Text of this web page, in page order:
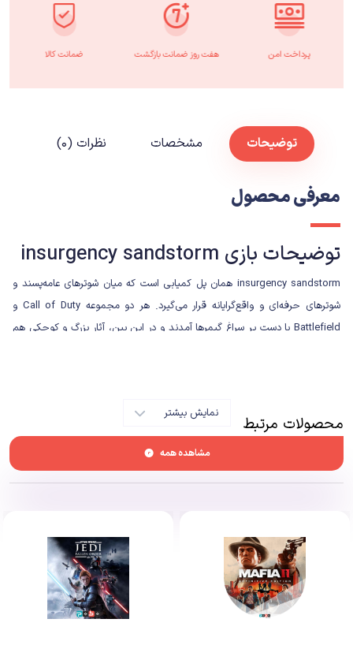
پرداخت امن هفت روز ضمانت بازگشت ضمانت کالا
توضیحات مشخصات نظرات (۰)
معرفی محصول
توضیحات بازی insurgency sandstorm
insurgency sandstorm همان پل کمیابی است که میان شوترهای عامه‌پسند و
شوترهای حرفه‌ای و واقع‌گرایانه قرار می‌گیرد. هر دو مجموعه Call of Duty و
Battlefield با دست پر سراغ گیمرها آمدند و در این بین، آثار بزرگ و کوچکی هم
بازی‌های شگفت‌انگیزی که امسال منتشر شد، نیم‌نگاهی هم به عرضه بازی
Insurgency: Sandstorm داشتند که دوباره تجربه‌ای واقع‌گرایانه از جنگ‌های
نظامی را با المان‌هایی پیشرفته‌تر و بهتر از گذشته برای‌شان به ارمغان بیاورد.
سنداستورم نه آن شوتر واقع‌گرایانه‌ای است که همانند سری Arma شما را با تمام
می‌کنند. همین خصیصه باعث می‌شود تا گرایش از شوترهای پرطرفدار به سوی
آثاری همچون سنداستورم کار به مراتب راحت‌تری باشد و بازیکنان هم زودتر بتوانند
با فضا و قوانین جدید آن‌ها کنار بیایند و از تجربه خود لذت ببرند.
نمایش بیشتر محصولات مرتبط
مشاهده همه